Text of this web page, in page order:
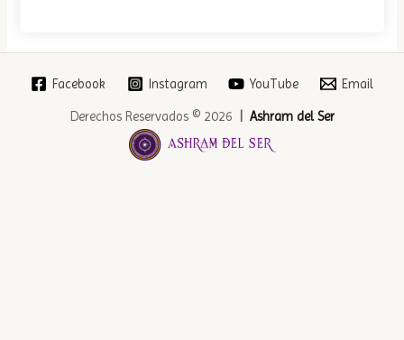
Facebook Instagram YouTube Email
Derechos Reservados © 2026 Ashram del Ser